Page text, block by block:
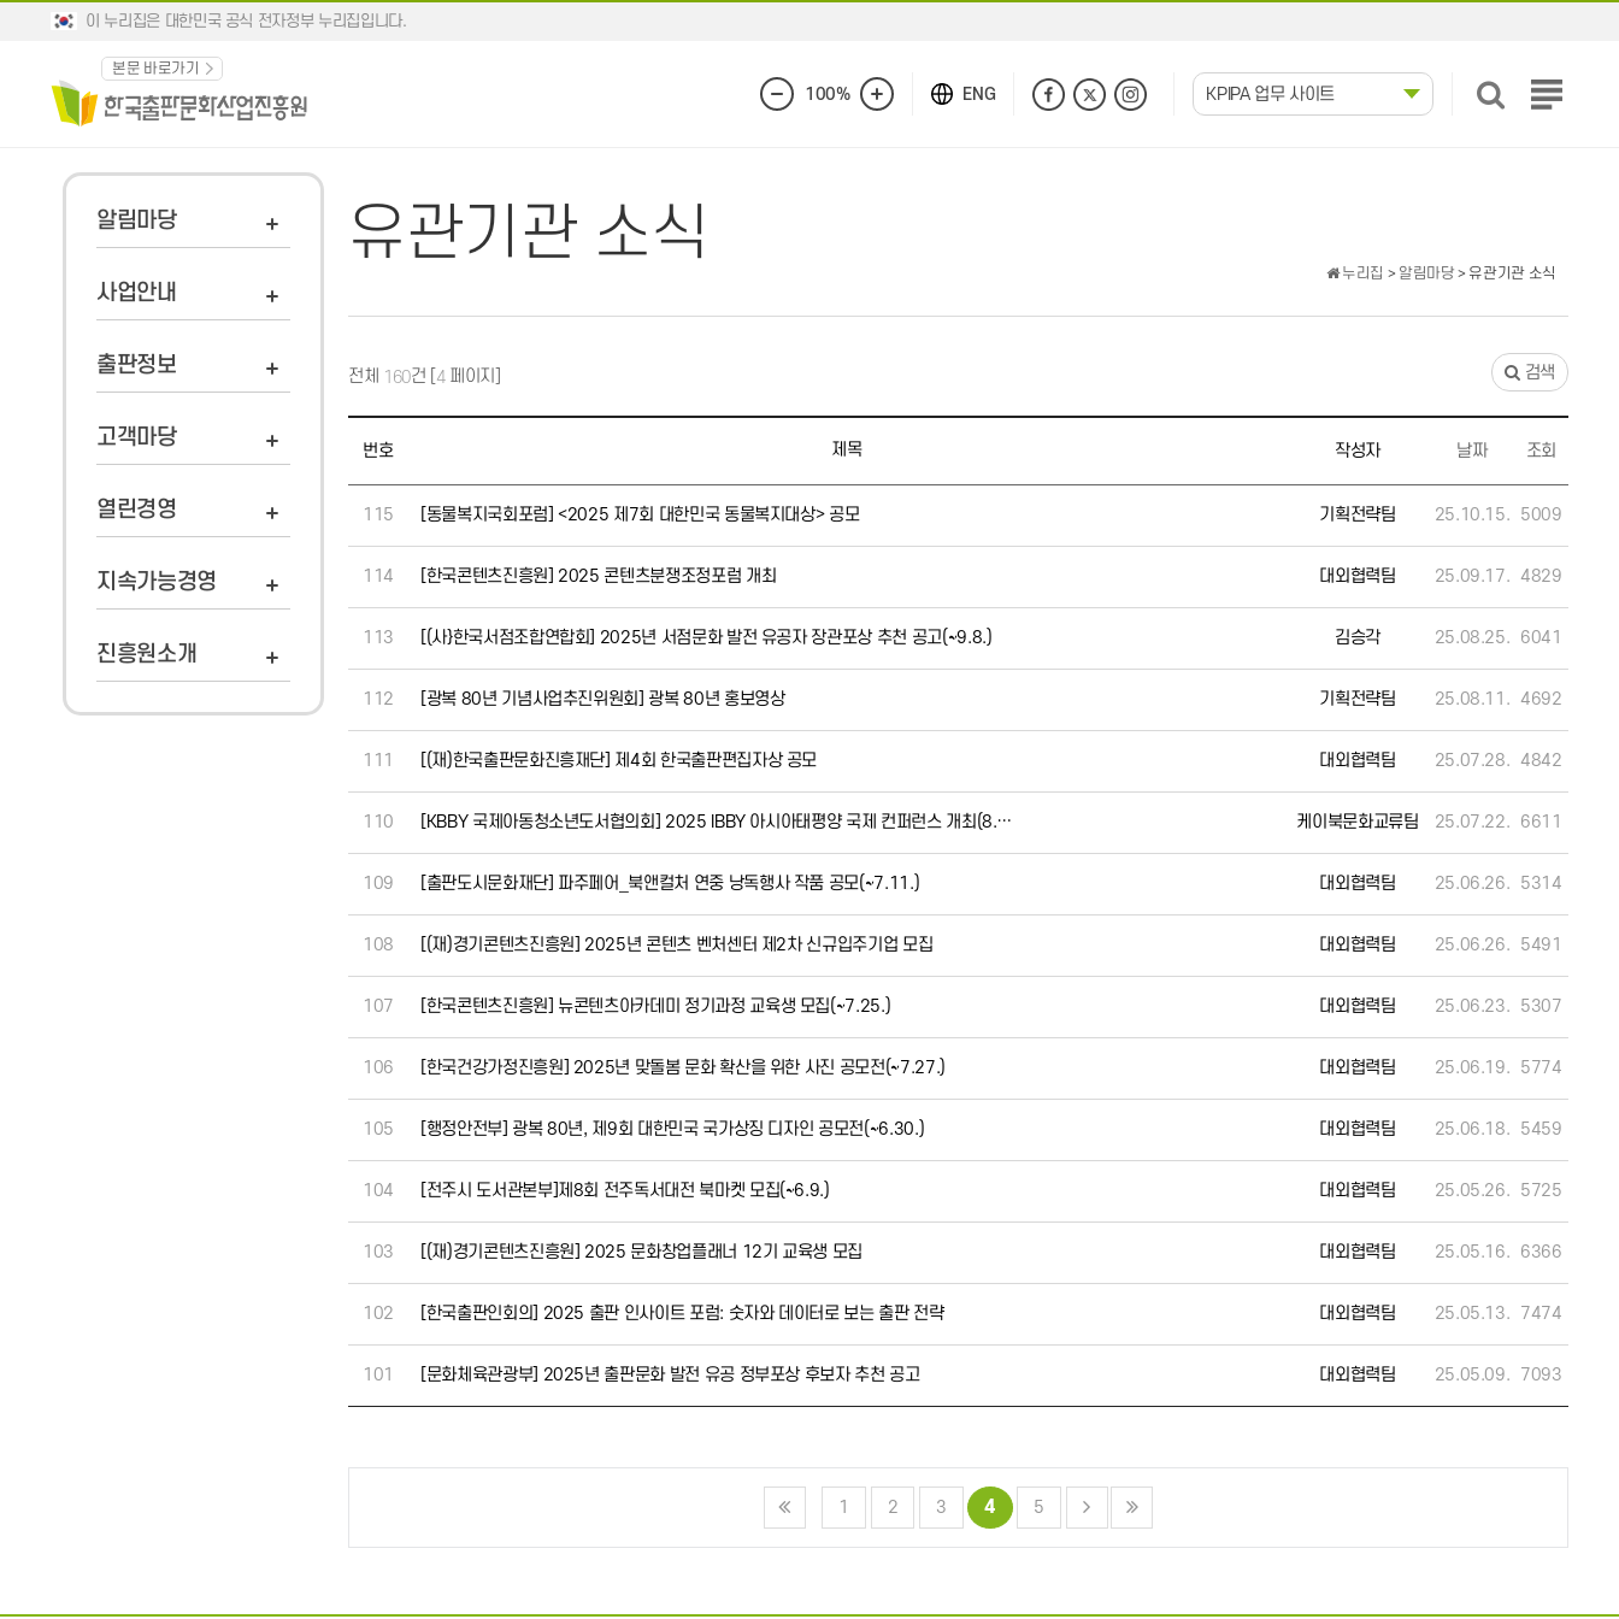
이 누리집은 대한민국 공식 전자정부 누리집입니다.
본문 바로가기
화
100%
화
ENG KPIPA 업무 사이트
전
알림마당
사업안내
출판정보
고객마당
열린경영
지속가능경영
진흥원소개
유관기관 소식
누리집 > 알림마당 > 유관기관 소식
전체 160건 [ 4페이지] 검색
번호 제목 작성자 날짜 조회
115 [동물복지국회포럼] <2025 제7회 대한민국 동물복지대상> 공모 기획전략팀 25.10.15. 5009
114 [한국콘텐츠진흥원] 2025 콘텐츠분쟁조정포럼 개최 대외협력팀 25.09.17. 4829
113 [(사}한국서점조합연합회] 2025년 서점문화 발전 유공자 장관포상 추천 공고(~9.8.) 김승각 25.08.25. 6041
112 [광복 80년 기념사업추진위원회] 광복 80년 홍보영상 기획전략팀 25.08.11. 4692
111 [(재)한국출판문화진흥재단] 제4회 한국출판편집자상 공모 대외협력팀 25.07.28. 4842
110 [KBBY 국제아동청소년도서협의회] 2025 IBBY 아시아태평양 국제 컨퍼런스 개최(8.… 케이북문화교류팀 25.07.22. 6611
109 [출판도시문화재단] 파주페어_북앤컬처 연중 낭독행사 작품 공모(~7.11.) 대외협력팀 25.06.26. 5314
108 [(재)경기콘텐츠진흥원] 2025년 콘텐츠 벤처센터 제2차 신규입주기업 모집 대외협력팀 25.06.26. 5491
107 [한국콘텐츠진흥원] 뉴콘텐츠아카데미 정기과정 교육생 모집(~7.25.) 대외협력팀 25.06.23. 5307
106 [한국건강가정진흥원] 2025년 맞돌봄 문화 확산을 위한 사진 공모전(~7.27.) 대외협력팀 25.06.19. 5774
105 [행정안전부] 광복 80년, 제9회 대한민국 국가상징 디자인 공모전(~6.30.) 대외협력팀 25.06.18. 5459
104 [전주시 도서관본부]제8회 전주독서대전 북마켓 모집(~6.9.) 대외협력팀 25.05.26. 5725
103 [(재)경기콘텐츠진흥원] 2025 문화창업플래너 12기 교육생 모집 대외협력팀 25.05.16. 6366
102 [한국출판인회의] 2025 출판 인사이트 포럼: 숫자와 데이터로 보는 출판 전략 대외협력팀 25.05.13. 7474
101 [문화체육관광부] 2025년 출판문화 발전 유공 정부포상 후보자 추천 공고 대외협력팀 25.05.09. 7093
1 2 3 4 5